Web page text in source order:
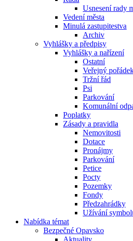
Usnesení rady
Vedení města
Minulá zastupitestva
Archiv
Vyhlášky a předpisy
Vyhlášky a nařízení
Ostatní
Veřejný
Tržní řád
Psi
Parkování
Komunální
Poplatky
Zásady a pravidla
Nemovitosti
Dotace
Pronájmy
Parkování
Petice
Pocty
Pozemky
Fondy
Předzahrádky
Užívání
Nabídka témat
Bezpečné Opavsko